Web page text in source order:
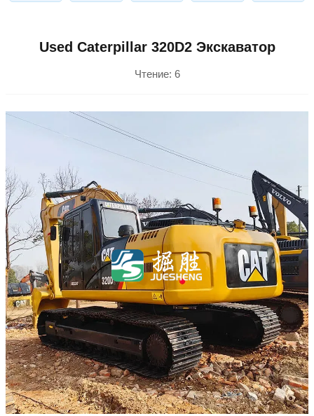
Used Caterpillar 320D2 Экскаватор
Чтение: 6